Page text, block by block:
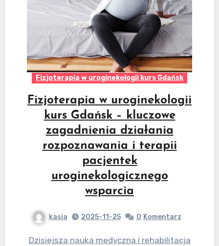
Fizjoterapia w uroginekologii kurs Gdańsk
Fizjoterapia w uroginekologii
kurs Gdańsk – kluczowe
zagadnienia działania
rozpoznawania i terapii
pacjentek
uroginekologicznego
wsparcia
kasia 2025-11-25 0 Komentarz
Dzisiejsza nauka medyczna i rehabilitacja